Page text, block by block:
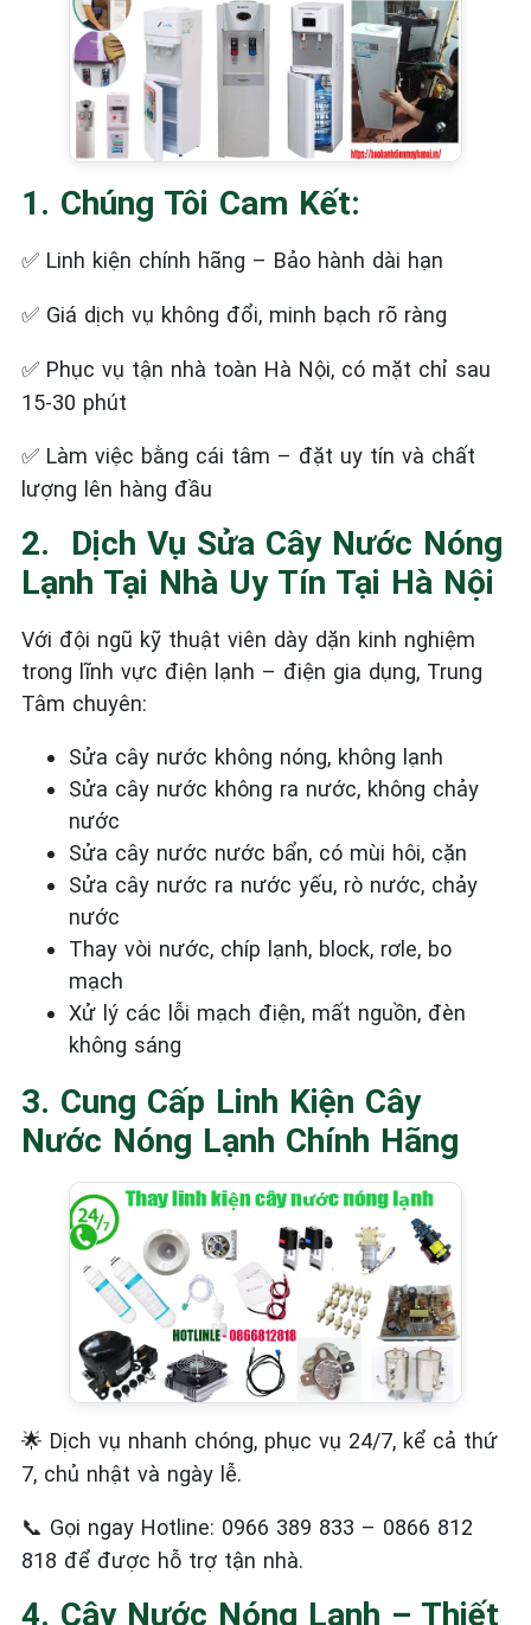
1. Chúng Tôi Cam Kết:
✅ Linh kiện chính hãng – Bảo hành dài hạn
✅ Giá dịch vụ không đổi, minh bạch rõ ràng
✅ Phục vụ tận nhà toàn Hà Nội, có mặt chỉ sau
15-30 phút
✅ Làm việc bằng cái tâm – đặt uy tín và chất
lượng lên hàng đầu
2. ️ Dịch Vụ Sửa Cây Nước Nóng
Lạnh Tại Nhà Uy Tín Tại Hà Nội
Với đội ngũ kỹ thuật viên dày dặn kinh nghiệm
trong lĩnh vực điện lạnh – điện gia dụng, Trung
Tâm chuyên:
Sửa cây nước không nóng, không lạnh
Sửa cây nước không ra nước, không chảy
nước
Sửa cây nước nước bẩn, có mùi hôi, cặn
Sửa cây nước ra nước yếu, rò nước, chảy
nước
Thay vòi nước, chíp lạnh, block, rơle, bo
mạch
Xử lý các lỗi mạch điện, mất nguồn, đèn
không sáng
3. Cung Cấp Linh Kiện Cây
Nước Nóng Lạnh Chính Hãng
🌟 Dịch vụ nhanh chóng, phục vụ 24/7, kể cả thứ
7, chủ nhật và ngày lễ.
📞 Gọi ngay Hotline: 0966 389 833 – 0866 812
818 để được hỗ trợ tận nhà.
4. Cây Nước Nóng Lạnh – Thiết